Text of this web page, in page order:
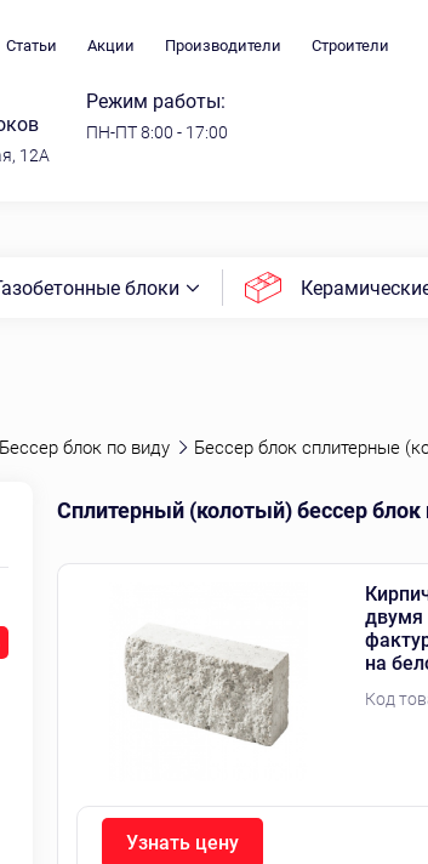
Статьи Акции Производители
Строители
12А
Режим работы:
ПН-ПТ 8:00 - 17:00
блоки
Бессер блок по виду Бессер блок сплитерные
Сплитерный (колотый) бессер блок
двумя
на
Код
Узнать цену